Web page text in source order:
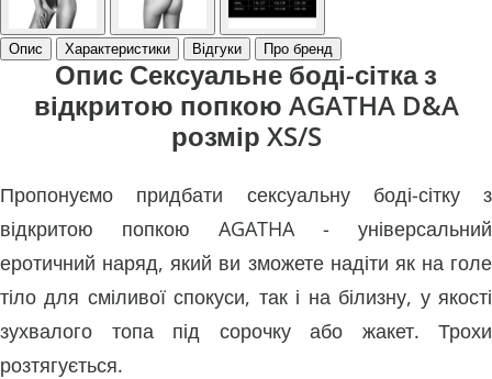
Опис Характеристики Відгуки Про бренд
Опис Сексуальне боді-сітка з
відкритою попкою AGATHA D&A
розмір XS/S
Пропонуємо придбати сексуальну боді-сітку з
відкритою попкою AGATHA - універсальний
еротичний наряд, який ви зможете надіти як на голе
тіло для сміливої спокуси, так і на білизну, у якості
зухвалого топа під сорочку або жакет. Трохи
розтягується.